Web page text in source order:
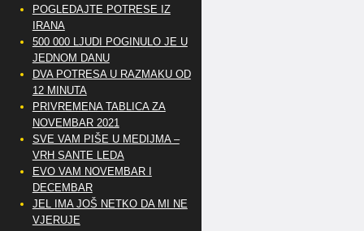
POGLEDAJTE POTRESE IZ
IRANA
500 000 LJUDI POGINULO JE U
JEDNOM DANU
DVA POTRESA U RAZMAKU OD
12 MINUTA
PRIVREMENA TABLICA ZA
NOVEMBAR 2021
SVE VAM PIŠE U MEDIJMA –
VRH SANTE LEDA
EVO VAM NOVEMBAR I
DECEMBAR
JEL IMA JOŠ NETKO DA MI NE
VJERUJE